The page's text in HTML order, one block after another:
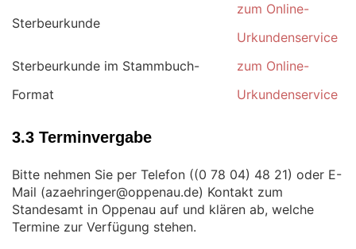
Sterbeurkunde
zum Online-
Urkundenservice
Sterbeurkunde im Stammbuch-
Format
zum Online-
Urkundenservice
3.3 Terminvergabe
Bitte nehmen Sie per Telefon (
) oder E-
Mail (
) Kontakt zum
Standesamt in Oppenau auf und klären ab, welche
Termine zur Verfügung stehen.